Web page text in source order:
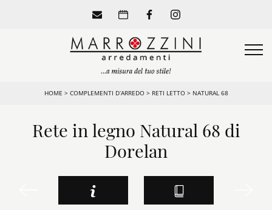
HOME > COMPLEMENTI D’ARREDO> RETI LETTO > NATURAL 68
Rete in legno Natural 68 di
Dorelan